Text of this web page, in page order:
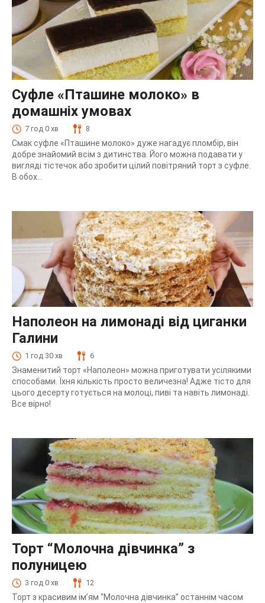
Суфле «Пташине молоко» в
домашніх умовах
7 год 0 хв 8
Смак суфле «Пташине молоко» дуже нагадує пломбір, він
добре знайомий всім з дитинства. Його можна подавати у
вигляді тістечок або зробити цілий повітряний торт з суфле.
В обох...
Наполеон на лимонаді від циганки
Галини
1 год 30 хв 6
Знаменитий торт «Наполеон» можна приготувати усілякими
способами. Їхня кількість просто величезна! Адже тісто для
цього десерту готується на молоці, пиві та навіть лимонаді.
Все вірно!
Торт “Молочна дівчинка” з
полуницею
3 год 0 хв 12
Торт з красивим ім’ям “Молочна дівчинка” останнім часом